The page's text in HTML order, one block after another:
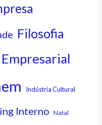
Filosofia
Indústria Cultural
Interno Natal